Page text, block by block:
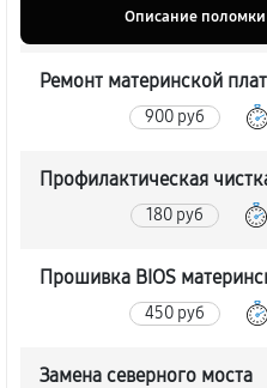
Описание
Ремонт материнской
900 руб
Профилактическая
180 руб
Прошивка BIOS
450 руб
Замена северного моста